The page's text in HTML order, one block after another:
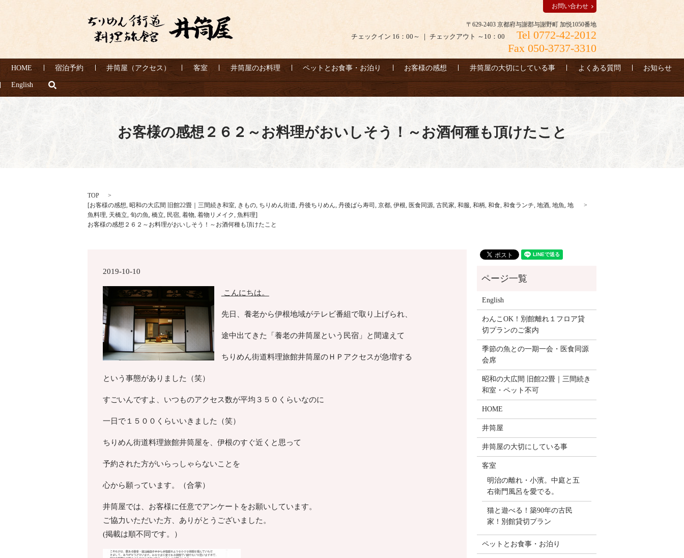
〒629-2403 京都府与謝郡与謝野町 加悦1050番地
チェックイン 16：00～ ｜ チェックアウト ～10：00
Tel 0772-42-2012
Fax 050-3737-3310
お問い合わせ
HOME 宿泊予約 井筒屋（アクセス） 客室 井筒屋のお料理 ペットとお食事・お泊り お客様の感想 井筒屋の大切にしている事 よくある質問 お知らせ
English
お客様の感想２６２～お料理がおいしそう！～お酒何種も頂けたこと
TOP
[お客様の感想, 昭和の大広間 旧館22畳｜三間続き和室, きもの, ちりめん街道, 丹後ちりめん, 丹後ばら寿司 , 京都, 伊根, 医食同源, 古民家, 和服, 和柄, 和食, 和食ランチ, 地酒, 地魚, 地
魚料理, 天橋立, 旬の魚, 橋立, 民宿, 着物, 着物リメイク, 魚料理]
お客様の感想２６２～お料理がおいしそう！～お酒何種も頂けたこと
2019-10-10
こんにちは。
先日、養老から伊根地域がテレビ番組で取り上げられ、
途中出てきた「養老の井筒屋という民宿」と間違えて
ちりめん街道料理旅館井筒屋のＨＰアクセスが急増する
という事態がありました（笑）
すごいんですよ、いつものアクセス数が平均３５０くらいなのに
一日で１５００くらいいきました（笑）
ちりめん街道料理旅館井筒屋を、伊根のすぐ近くと思って
予約された方がいらっしゃらないことを
心から願っています。（合掌）
井筒屋では、お客様に任意でアンケートをお願いしています。
ご協力いただいた方、ありがとうございました。
(掲載は順不同です。）
English
わんこOK！別館離れ１フロア貸
切プランのご案内
季節の魚との一期一会・医食同源
会席
昭和の大広間 旧館22畳｜三間続き
和室・ペット不可
HOME
井筒屋
井筒屋の大切にしている事
客室
明治の離れ・小濱。中庭と五
右衛門風呂を愛でる。
猫と遊べる！築90年の古民
家！別館貸切プラン
ペットとお食事・お泊り